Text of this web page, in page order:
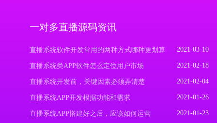
一对多直播源码资讯
直播系统软件开发常用的两种方式哪种更划算 2021-03-10
直播系统类APP软件怎么定位用户市场 2021-02-18
直播系统开发前，关键因素必须弄清楚 2021-02-04
直播系统APP开发根据功能和需求 2021-01-26
直播系统APP搭建好之后，应该如何运营 2021-01-23